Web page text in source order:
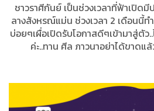
ชาวราศีกันย์ เป็นช่วงเวลาที่ฟ้าเปิด
ลางสังหรณ์แม่น ช่วงเวลา 2 เดือนนี้ท
บ่อยๆเผื่อเปิดรับโอกาสดีๆเข้ามาสู่ตั
ค่ะ..ทาน ศีล ภาวนาอย่าได้ขาดแ